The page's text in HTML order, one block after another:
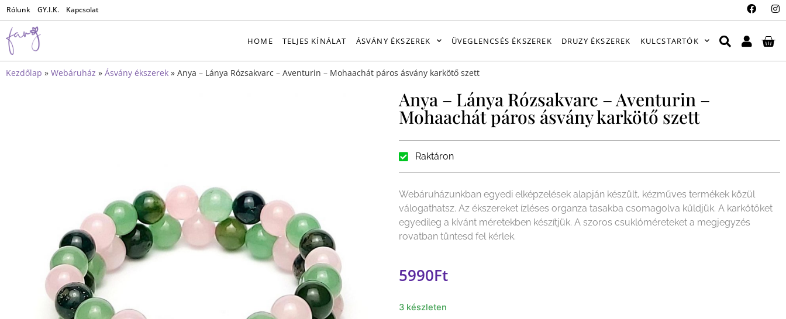
Rólunk GY.I.K. Kapcsolat
HOME TELJES KÍNÁLAT ÁSVÁNY ÉKSZEREK ÜVEGLENCSÉS ÉKSZEREK DRUZY ÉKSZEREK KULCSTARTÓK
Kezdőlap » Webáruház » Ásvány ékszerek » Anya – Lánya Rózsakvarc – Aventurin – Mohaachát páros ásvány karkötő szett
Anya – Lánya Rózsakvarc – Aventurin –
Mohaachát páros ásvány karkötő szett
Raktáron
Webáruházunkban egyedi elképzelések alapján készült, kézműves termékek közül
válogathatsz. Az ékszereket ízléses organza tasakba csomagolva küldjük. A karkötőket
egyedileg a kívánt méretekben készítjük. A szoros csuklóméreteket a megjegyzés
rovatban tüntesd fel kérlek.
5990Ft
3 készleten